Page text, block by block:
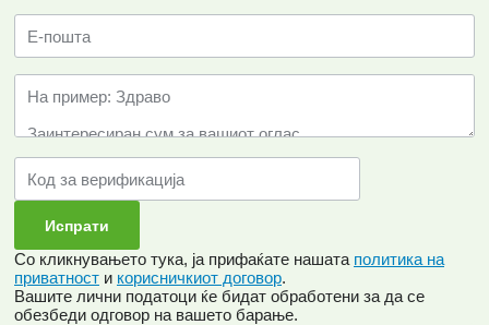
Со кликнувањето тука, ја прифаќате нашата политика на
приватност и корисничкиот договор.
Вашите лични податоци ќе бидат обработени за да се
обезбеди одговор на вашето барање.